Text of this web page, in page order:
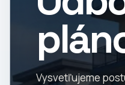
Vysvetľujeme